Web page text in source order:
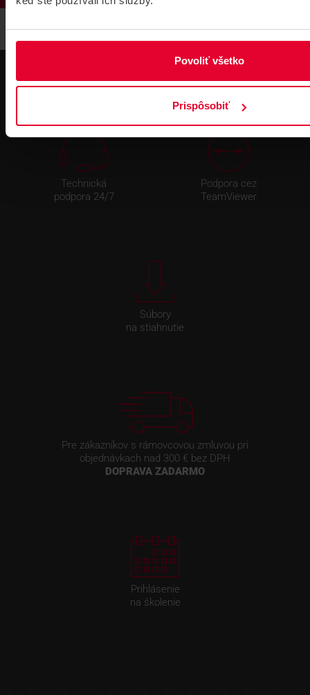
Povoliť všetko
Prispôsobiť
Technická
podpora 24/7
Podpora cez
TeamViewer
Súbory
na stiahnutie
Pre zákazníkov s rámovcovou zmluvou pri
objednávkach nad 300 € bez DPH
DOPRAVA ZADARMO
Prihlásenie
na školenie